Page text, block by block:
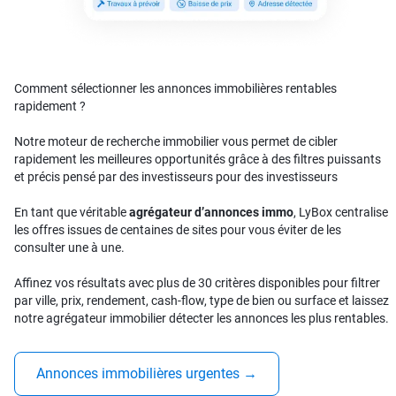
Comment sélectionner les annonces immobilières rentables
rapidement ?
Notre moteur de recherche immobilier vous permet de cibler
rapidement les meilleures opportunités grâce à des filtres puissants
et précis pensé par des investisseurs pour des investisseurs
En tant que véritableagrégateur d’annonces immo, LyBox centralise
les offres issues de centaines de sites pour vous éviter de les
consulter une à une.
Affinez vos résultats avec plus de 30 critères disponibles pour filtrer
par ville, prix, rendement, cash-flow, type de bien ou surface et laissez
notre agrégateur immobilier détecter les annonces les plus rentables.
Annonces immobilières urgentes →